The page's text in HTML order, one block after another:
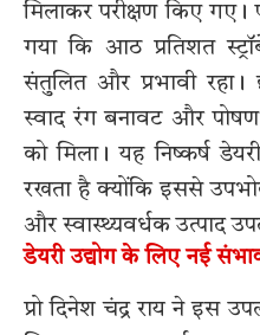
मिलाकर परीक्षण किए गए।
गया कि आठ प्रतिशत
संतुलित और प्रभावी
स्वाद रंग बनावट और
को मिला। यह निष्कर्ष
रखता है क्योंकि इससे
और स्वास्थ्यवर्धक उत्पाद
डेयरी उद्योग के लिए नई
प्रो दिनेश चंद्र राय ने इस